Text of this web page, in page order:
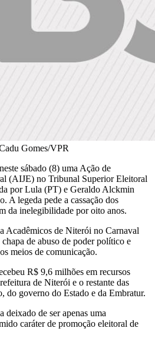
Gomes/VPR
sábado (8) uma Ação de
(AIJE) no Tribunal Superior Eleitoral
por Lula (PT) e Geraldo Alckmin
A legeda pede a cassação dos
da inelegibilidade por oito anos.
Acadêmicos de Niterói no Carnaval
de abuso de poder político e
meios de comunicação.
R$ 9,6 milhões em recursos
de Niterói e o restante das
do governo do Estado e da Embratur.
deixado de ser apenas uma
caráter de promoção eleitoral de